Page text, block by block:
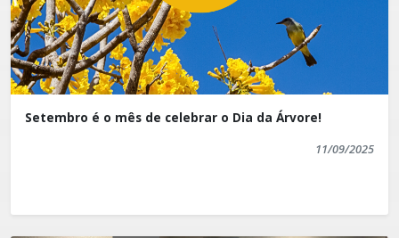
Setembro é o mês de celebrar o Dia da Árvore!
11/09/2025